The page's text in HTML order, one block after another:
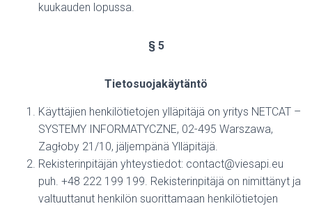
kuukauden lopussa.
§ 5
Tietosuojakäytäntö
Käyttäjien henkilötietojen ylläpitäjä on yritys NETCAT –
SYSTEMY INFORMATYCZNE, 02-495 Warszawa,
Zagłoby 21/10, jäljempänä Ylläpitäjä.
Rekisterinpitäjän yhteystiedot: contact@viesapi.eu
puh. +48 222 199 199. Rekisterinpitäjä on nimittänyt ja
valtuuttanut henkilön suorittamaan henkilötietojen